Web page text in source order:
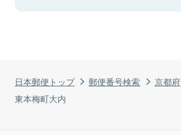
日本郵便トップ 郵便番号検索 京都府
東本梅町大内